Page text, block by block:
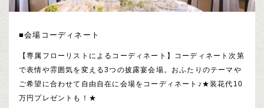
■会場コーディネート
【専属フローリストによるコーディネート】コーディネート次第
で表情や雰囲気を変える3つの披露宴会場。おふたりのテーマや
ご希望に合わせて自由自在に会場をコーディネート♪★装花代10
万円プレゼントも！★